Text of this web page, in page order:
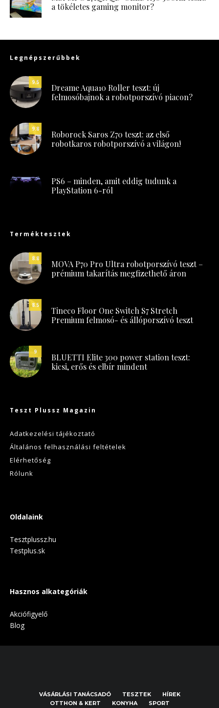
a tökéletes gaming monitor?
Legnépszerűbbek
9.5
Dreame Aqua10 Roller teszt: új
felmosóbajnok a robotporszívó piacon?
9.8
Roborock Saros Z70 teszt: az első
robotkaros robotporszívó a világon!
PS6 – minden, amit eddig tudunk a
PlayStation 6-ról
Terméktesztek
8.8
MOVA P70 Pro Ultra robotporszívó teszt –
prémium takarítás megfizethető áron
8.5
Tineco Floor One Switch S7 Stretch
Premium felmosó- és állóporszívó teszt
9
BLUETTI Elite 300 power station teszt:
kicsi, erős és elbír mindent
Teszt Plussz Magazin
Adatkezelési tájékoztató
Általános felhasználási feltételek
Elérhetőség
Rólunk
Oldalaink
Tesztplussz.hu
Testplus.sk
Hasznos alkategóriák
Akciófigyelő
Blog
VÁSÁRLÁSI TANÁCSADÓ TESZTEK
HÍREK
OTTHON & KERT
KONYHA SPORT